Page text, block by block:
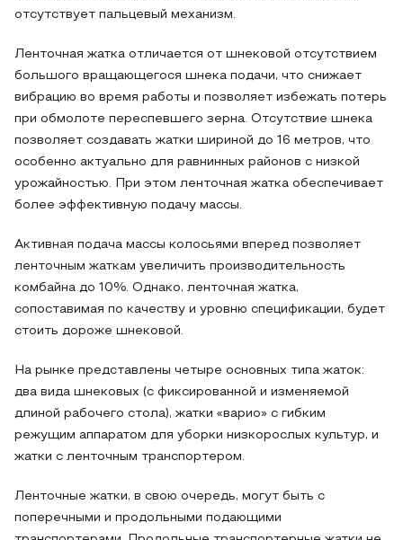
отсутствует пальцевый механизм.
Ленточная жатка отличается от шнековой отсутствием
большого вращающегося шнека подачи, что снижает
вибрацию во время работы и позволяет избежать потерь
при обмолоте переспевшего зерна. Отсутствие шнека
позволяет создавать жатки шириной до 16 метров, что
особенно актуально для равнинных районов с низкой
урожайностью. При этом ленточная жатка обеспечивает
более эффективную подачу массы.
Активная подача массы колосьями вперед позволяет
ленточным жаткам увеличить производительность
комбайна до 10%. Однако, ленточная жатка,
сопоставимая по качеству и уровню спецификации, будет
стоить дороже шнековой.
На рынке представлены четыре основных типа жаток:
два вида шнековых (с фиксированной и изменяемой
длиной рабочего стола), жатки «варио» с гибким
режущим аппаратом для уборки низкорослых культур, и
жатки с ленточным транспортером.
Ленточные жатки, в свою очередь, могут быть с
поперечными и продольными подающими